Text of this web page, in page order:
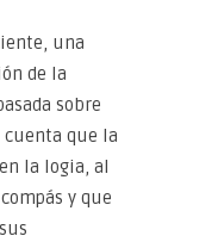
una
de la
sobre
cuenta que la
la logia, al
y que